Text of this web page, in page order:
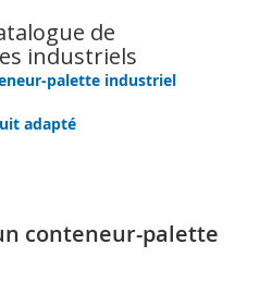
de
industriels
palette industriel
adapté
conteneur-palette